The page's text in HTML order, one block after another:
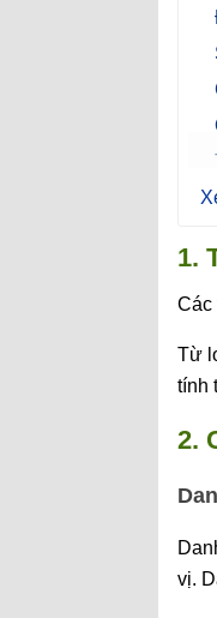
1.
Các
Từ
tính
2.
vị.